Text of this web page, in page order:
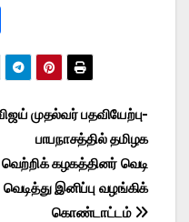
h
ar
e முதல்வர் பதவியேற்பு-
பாபநாசத்தில் தமிழக
வெற்றிக் கழகத்தினர் வெடி
வெடித்து இனிப்பு வழங்கிக்
கொண்டாட்டம்